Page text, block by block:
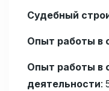
Судебный
Опыт работы в
Опыт работы в
деятельности: